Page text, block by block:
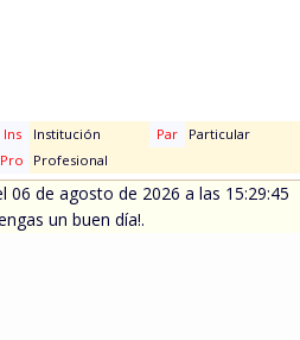
Ins Institución Par
Particular
Pro Profesional
06 de agosto de 2026 a las 15:29:45
un buen día!.